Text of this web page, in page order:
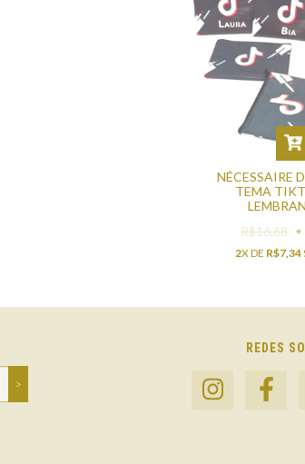
NÉCESSAIRE
TEMA
R$16,68
2X DE R$7,34
REDES